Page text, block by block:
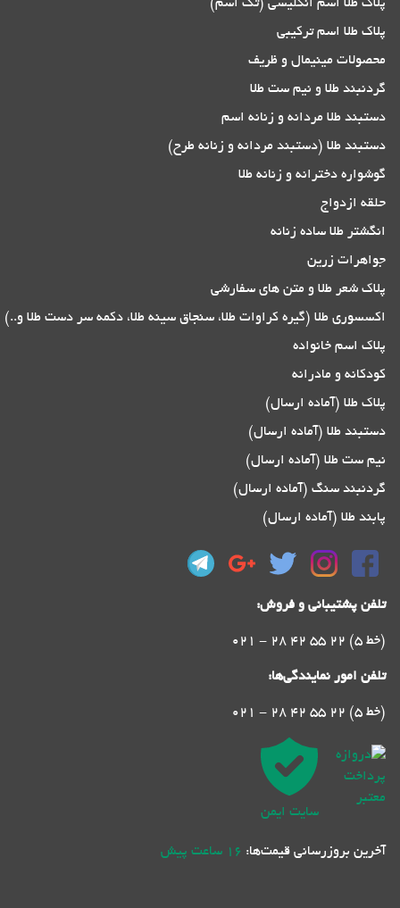
پلاک طلا اسم انگلیسی (تک اسم)
پلاک طلا اسم ترکیبی
محصولات مینیمال و ظریف
گردنبند طلا و نیم ست طلا
دستبند طلا مردانه و زنانه اسم
دستبند طلا (دستبند مردانه و زنانه طرح)
گوشواره دخترانه و زنانه طلا
حلقه ازدواج
انگشتر طلا ساده زنانه
جواهرات زرین
پلاک شعر طلا و متن های سفارشی
اکسسوری طلا (گیره کراوات طلا، سنجاق سینه طلا، دکمه سر دست طلا و..)
پلاک اسم خانواده
کودکانه و مادرانه
پلاک طلا (آماده ارسال)
دستبند طلا (آماده ارسال)
نیم ست طلا (آماده ارسال)
گردنبند سنگ (آماده ارسال)
پابند طلا (آماده ارسال)
تلفن پشتیبانی و فروش:
021 - 28 42 55 22 (5 خط)
تلفن امور نمایندگی‌ها:
021 - 28 42 55 22 (5 خط)
سایت ایمن
آخرین بروزرسانی قیمت‌ها: 16 ساعت پیش